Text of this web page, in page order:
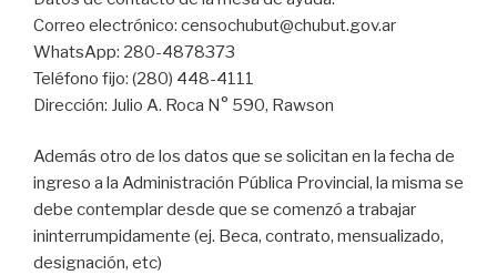
Correo electrónico: censochubut@chubut.gov.ar
WhatsApp: 280-4878373
Teléfono fijo: (280) 448-4111
Dirección: Julio A. Roca N° 590, Rawson
Además otro de los datos que se solicitan en la fecha de
ingreso a la Administración Pública Provincial, la misma se
debe contemplar desde que se comenzó a trabajar
ininterrumpidamente (ej. Beca, contrato, mensualizado,
designación, etc)